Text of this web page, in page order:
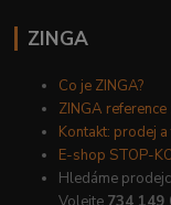
ZINGA
Co je ZINGA?
ZINGA reference
Kontakt: prodej
E-shop STOP-
Hledáme